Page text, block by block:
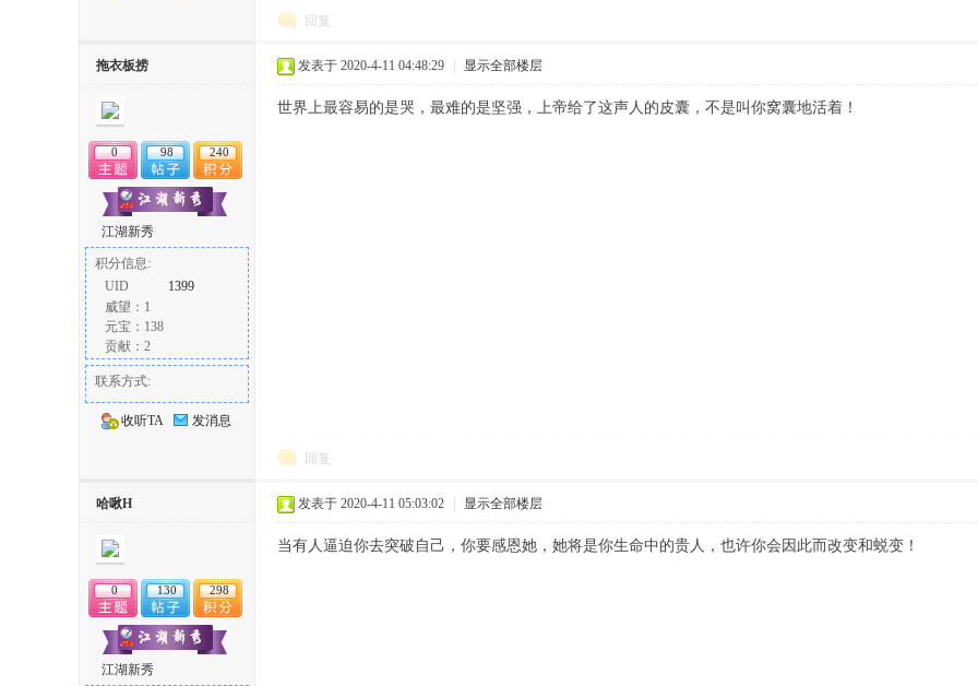
回复
拖衣板捞
0 98 240
江湖新秀
积分信息:
UID
1399
威望：1
元宝：138
贡献：2
联系方式:
收听TA 发消息
发表于 2020-4-11 04:48:29 显示全部楼层
世界上最容易的是哭，最难的是坚强，上帝给了这声人的皮囊，不是叫你窝囊地活着！
回复
哈啾H
0 130 298
江湖新秀
发表于 2020-4-11 05:03:02 显示全部楼层
当有人逼迫你去突破自己，你要感恩她，她将是你生命中的贵人，也许你会因此而改变和蜕变！